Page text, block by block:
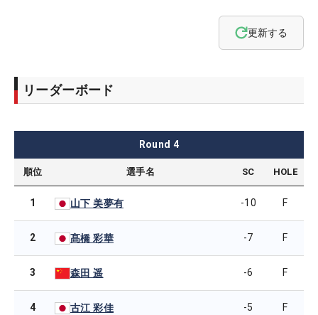
更新する
リーダーボード
Round 4
順位 選手名 SC HOLE
1 山下 美夢有 -10 F
2 髙橋 彩華 -7 F
3 森田 遥 -6 F
4 古江 彩佳 -5 F